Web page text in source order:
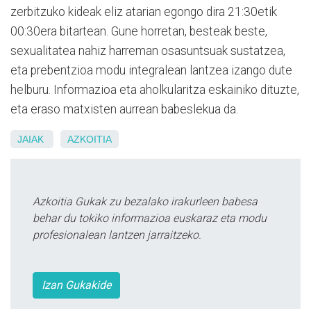
zerbitzuko kideak eliz atarian egongo dira 21:30etik
00:30era bitartean. Gune horretan, besteak beste,
sexualitatea nahiz harreman osasuntsuak sustatzea,
eta prebentzioa modu integralean lantzea izango dute
helburu. Informazioa eta aholkularitza eskainiko dituzte,
eta eraso matxisten aurrean babeslekua da.
JAIAK AZKOITIA
Azkoitia Gukak zu bezalako irakurleen babesa
behar du tokiko informazioa euskaraz eta modu
profesionalean lantzen jarraitzeko.
Izan Gukakide